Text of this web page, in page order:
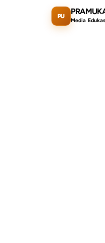
Lewati ke konten utama
PU
Media